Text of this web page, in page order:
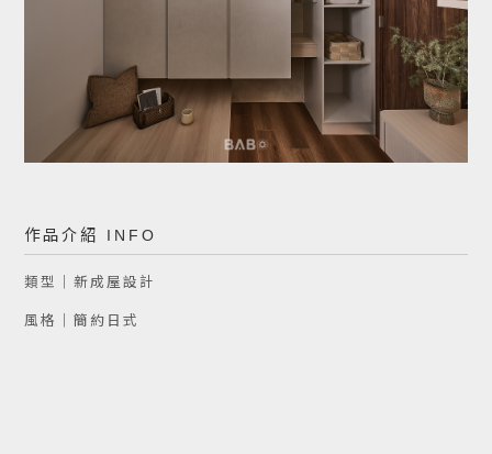
作品介紹 INFO
類型｜新成屋設計
風格｜簡約日式